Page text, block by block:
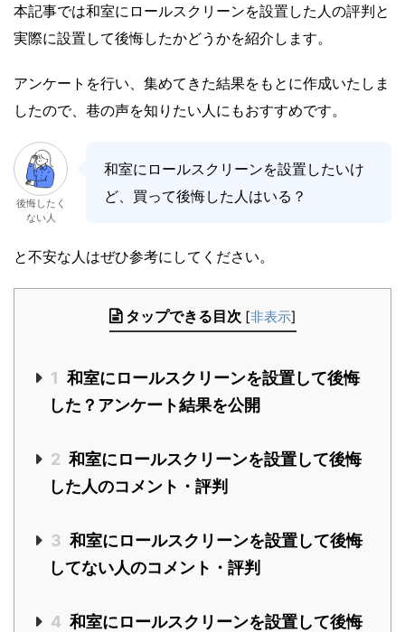
本記事では和室にロールスクリーンを設置した人の評判と
実際に設置して後悔したかどうかを紹介します。
アンケートを行い、集めてきた結果をもとに作成いたしま
したので、巷の声を知りたい人にもおすすめです。
後悔したく
ない人
和室にロールスクリーンを設置したいけ
ど、買って後悔した人はいる？
と不安な人はぜひ参考にしてください。
タップできる目次 [非表示]
1 和室にロールスクリーンを設置して後悔
した？アンケート結果を公開
2 和室にロールスクリーンを設置して後悔
した人のコメント・評判
3 和室にロールスクリーンを設置して後悔
してない人のコメント・評判
4 和室にロールスクリーンを設置して後悔